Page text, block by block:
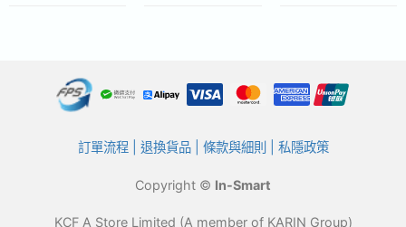
訂單流程| 退換貨品| 條款與細則 私隱政策
Copyright © In-Smart
KCF A Store Limited (A member of KARIN Group)